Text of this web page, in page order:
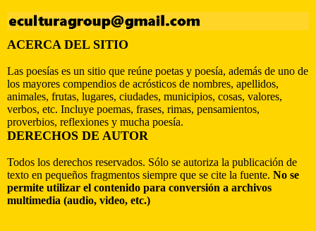
ACERCA DEL SITIO
Las poesías es un sitio que reúne poetas y poesía, además de uno de
los mayores compendios de acrósticos de nombres, apellidos,
animales, frutas, lugares, ciudades, municipios, cosas, valores,
verbos, etc. Incluye poemas, frases, rimas, pensamientos,
proverbios, reflexiones y mucha poesía.
DERECHOS DE AUTOR
Todos los derechos reservados. Sólo se autoriza la publicación de
texto en pequeños fragmentos siempre que se cite la fuente. No se
permite utilizar el contenido para conversión a archivos
multimedia (audio, video, etc.)